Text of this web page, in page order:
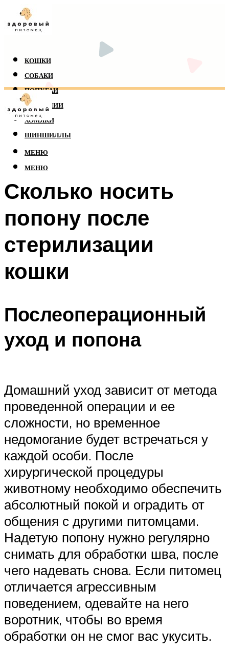
КОШКИ
СОБАКИ
ПОПУГАИ
РЕПТИЛИИ
ХОМЯКИ
ШИНШИЛЛЫ
МЕНЮ
МЕНЮ
Сколько носить
попону после
стерилизации
кошки
Послеоперационный
уход и попона
Домашний уход зависит от метода
проведенной операции и ее
сложности, но временное
недомогание будет встречаться у
каждой особи. После
хирургической процедуры
животному необходимо обеспечить
абсолютный покой и оградить от
общения с другими питомцами.
Надетую попону нужно регулярно
снимать для обработки шва, после
чего надевать снова. Если питомец
отличается агрессивным
поведением, одевайте на него
воротник, чтобы во время
обработки он не смог вас укусить.